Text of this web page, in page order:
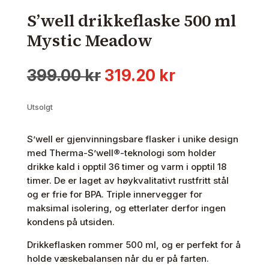
S’well drikkeflaske 500 ml
Mystic Meadow
399.00kr Opprinnelig
319.20 krNåværende
Utsolgt
S’well er gjenvinningsbare flasker i unike design
med Therma-S’well®-teknologi som holder
drikke kald i opptil 36 timer og varm i opptil 18
timer. De er laget av høykvalitativt rustfritt stål
og er frie for BPA. Triple innervegger for
maksimal isolering, og etterlater derfor ingen
kondens på utsiden.
Drikkeflasken rommer 500 ml, og er perfekt for å
holde væskebalansen når du er på farten.